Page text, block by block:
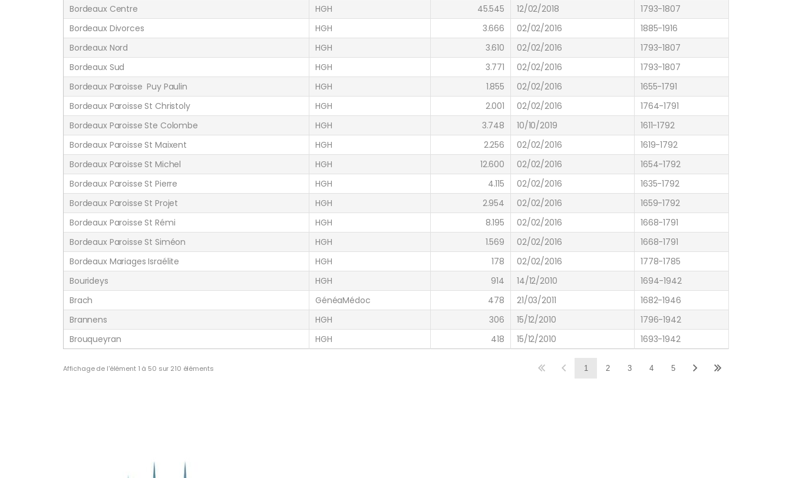
Bordeaux Centre
HGH 45.545 12/02/2018
1793-1807
Bordeaux Divorces
HGH 3.666 02/02/2016
1885-1916
Bordeaux Nord
HGH 3.610 02/02/2016
1793-1807
Bordeaux Sud
HGH 3.771 02/02/2016
1793-1807
Bordeaux Paroisse Puy Paulin
HGH 1.855 02/02/2016
1655-1791
Bordeaux Paroisse St Christoly
HGH 2.001 02/02/2016
1764-1791
Bordeaux Paroisse Ste Colombe
HGH 3.748 10/10/2019
1611-1792
Bordeaux Paroisse St Maixent
HGH 2.256 02/02/2016
1619-1792
Bordeaux Paroisse St Michel
HGH 12.600 02/02/2016
1654-1792
Bordeaux Paroisse St Pierre
HGH 4.115 02/02/2016
1635-1792
Bordeaux Paroisse St Projet
HGH 2.954 02/02/2016
1659-1792
Bordeaux Paroisse St Rémi
HGH 8.195 02/02/2016
1668-1791
Bordeaux Paroisse St Siméon
HGH 1.569 02/02/2016
1668-1791
Bordeaux Mariages Israélite
HGH 178 02/02/2016
1778-1785
Bourideys
HGH 914 14/12/2010
1694-1942
Brach
GénéaMédoc 478 21/03/2011
1682-1946
Brannens
HGH 306 15/12/2010
1796-1942
Brouqueyran
HGH 418 15/12/2010 1693-1942
Affichage de l'élément 1 à 50 sur 210 éléments 1 2 3 4 5